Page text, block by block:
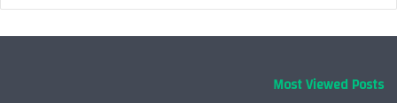
Most Viewed Posts